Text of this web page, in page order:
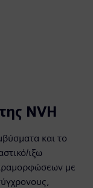
NVH
και το
ιξω
με